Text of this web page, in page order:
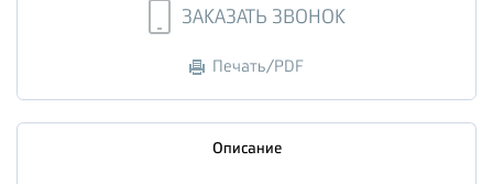
ЗАКАЗАТЬ ЗВОНОК
Печать/PDF
Описание